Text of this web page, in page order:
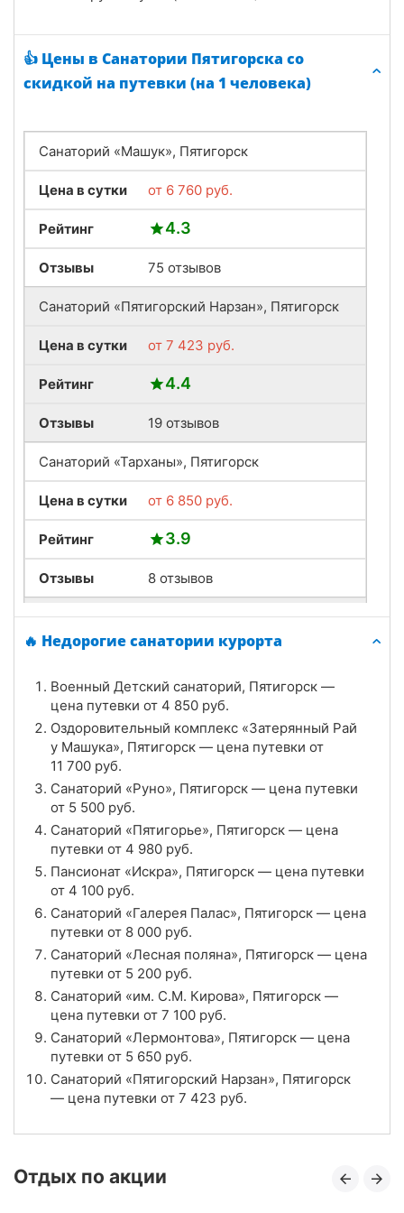
👍 Цены в Санатории Пятигорска со
скидкой на путевки (на 1 человека)
Санаторий «Машук», Пятигорск
Цена в сутки от 6 760 руб.
Рейтинг 4.3
Отзывы 75 отзывов
Санаторий «Пятигорский Нарзан», Пятигорск
Цена в сутки от7 423 руб.
Рейтинг 4.4
Отзывы 19 отзывов
Санаторий «Тарханы», Пятигорск
Цена в сутки от 6 850 руб.
Рейтинг 3.9
Отзывы 8 отзывов
Пятигорская Клиника Курортологии,
Пятигорск
Рейтинг 3.4
Отзывы 8 отзывов
Санаторий «Горячий Ключ», Пятигорск
Цена в сутки от5 740руб.
Рейтинг 4.0
Отзывы 8 отзывов
Санаторий «Зори Ставрополья», Пятигорск
Цена в сутки от6 450
Рейтинг 4.3
Отзывы 26 отзывов
Санаторий «Галерея Палас», Пятигорск
Рейтинг 4.5
🔥 Недорогие санатории курорта
Военный Детский санаторий, Пятигорск —
цена путевки от 4 850 руб.
Оздоровительный комплекс «Затерянный Рай
у Машука», Пятигорск — цена путевки от
11 700 руб.
Санаторий «Руно», Пятигорск — цена путевки
от 5 500 руб.
Санаторий «Пятигорье», Пятигорск — цена
путевки от 4 980 руб.
Пансионат «Искра», Пятигорск — цена путевки
от 4 100 руб.
Санаторий «Галерея Палас», Пятигорск — цена
путевки от 8 000 руб.
Санаторий «Лесная поляна», Пятигорск — цена
путевки от 5 200 руб.
Санаторий «им. С.М. Кирова», Пятигорск —
цена путевки от 7 100 руб.
Санаторий «Лермонтова», Пятигорск — цена
путевки от 5 650 руб.
Санаторий «Пятигорский Нарзан», Пятигорск
— цена путевки от 7 423 руб.
Отдых по акции